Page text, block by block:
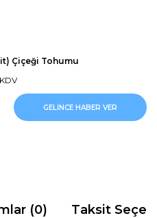
Çiçeği Tohumu
GELİNCE HABER VER
(0) Taksit